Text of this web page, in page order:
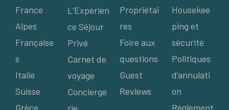
France
Alpes
Française
s
Italie
Suisse
Grèce
L’Expérien
ce Séjour
Privé
Carnet de
voyage
Concierge
Propriétai
res
Foire aux
questions
Guest
Reviews
Housekee
ping et
sécurité
Politiques
d’annulati
on
Règlement